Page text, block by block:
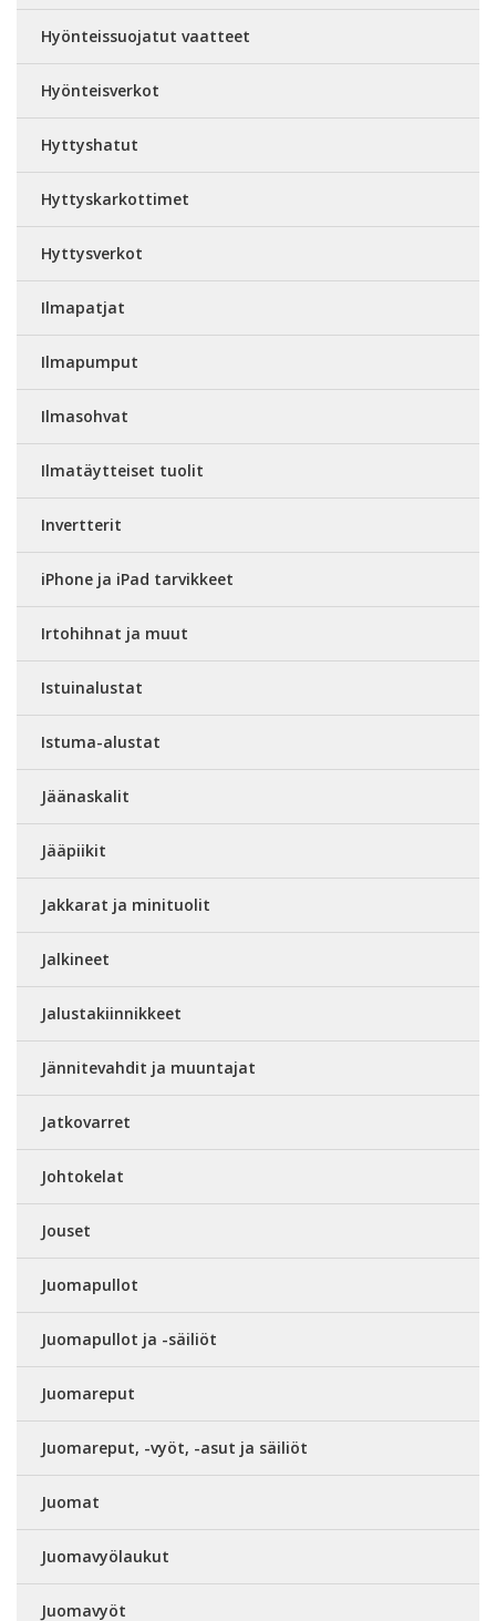
Hyönteissuojatut vaatteet
Hyönteisverkot
Hyttyshatut
Hyttyskarkottimet
Hyttysverkot
Ilmapatjat
Ilmapumput
Ilmasohvat
Ilmatäytteiset tuolit
Invertterit
iPhone ja iPad tarvikkeet
Irtohihnat ja muut
Istuinalustat
Istuma-alustat
Jäänaskalit
Jääpiikit
Jakkarat ja minituolit
Jalkineet
Jalustakiinnikkeet
Jännitevahdit ja muuntajat
Jatkovarret
Johtokelat
Jouset
Juomapullot
Juomapullot ja -säiliöt
Juomareput
Juomareput, -vyöt, -asut ja säiliöt
Juomat
Juomavyölaukut
Juomavyöt